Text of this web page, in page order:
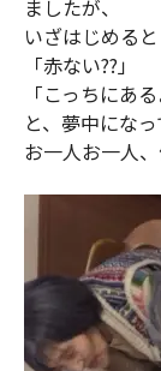
ましたが、
いざはじめると
「赤ない??」
「こっちにある
と、夢中にな
お一人お一人